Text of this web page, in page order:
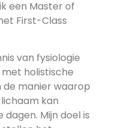
een Master of
First-Class
van fysiologie
holistische
manier waarop
kan
Mijn doel is